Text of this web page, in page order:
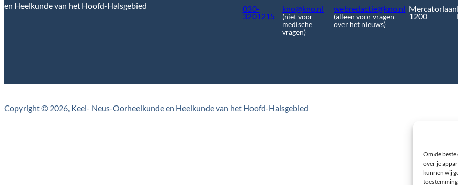
Om de
over je
kunnen wij
en Heelkunde van het Hoofd-Halsgebied
030-
3201215
kno@kno.nl
(niet voor
medische
vragen)
webredactie@kno.nl
(alleen voor vragen
over het nieuws)
Mercatorlaan
1200
Copyright © 2026, Keel- Neus-Oorheelkunde en Heelkunde van het Hoofd-Halsgebied